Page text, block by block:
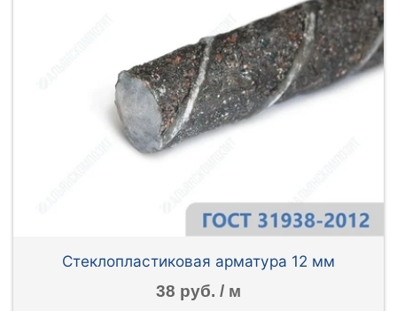
Стеклопластиковая арматура 12 мм
38 руб. / м